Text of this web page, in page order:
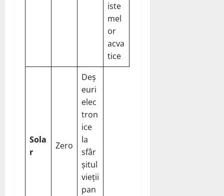
iste
mel
or
acva
tice
Sola
r
Zero
Deș
euri
elec
tron
ice
la
sfâr
șitul
vieții
pan